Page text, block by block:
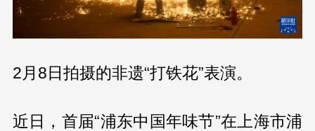
2月8日拍摄的非遗“打铁花”表演。
近日，首届“浦东中国年味节”在上海市浦